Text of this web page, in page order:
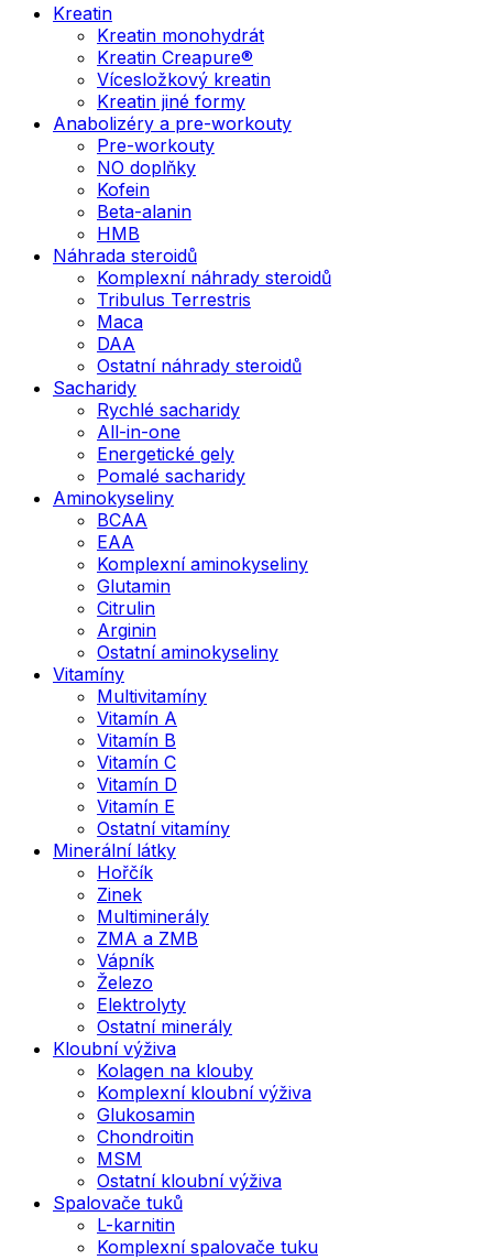
Kreatin
Kreatin monohydrát
Kreatin Creapure®
Vícesložkový kreatin
Kreatin jiné formy
Anabolizéry a pre-workouty
Pre-workouty
NO doplňky
Kofein
Beta-alanin
HMB
Náhrada steroidů
Komplexní náhrady steroidů
Tribulus Terrestris
Maca
DAA
Ostatní náhrady steroidů
Sacharidy
Rychlé sacharidy
All-in-one
Energetické gely
Pomalé sacharidy
Aminokyseliny
BCAA
EAA
Komplexní aminokyseliny
Glutamin
Citrulin
Arginin
Ostatní aminokyseliny
Vitamíny
Multivitamíny
Vitamín A
Vitamín B
Vitamín C
Vitamín D
Vitamín E
Ostatní vitamíny
Minerální látky
Hořčík
Zinek
Multiminerály
ZMA a ZMB
Vápník
Železo
Elektrolyty
Ostatní minerály
Kloubní výživa
Kolagen na klouby
Komplexní kloubní výživa
Glukosamin
Chondroitin
MSM
Ostatní kloubní výživa
Spalovače tuků
L-karnitin
Komplexní spalovače tuku